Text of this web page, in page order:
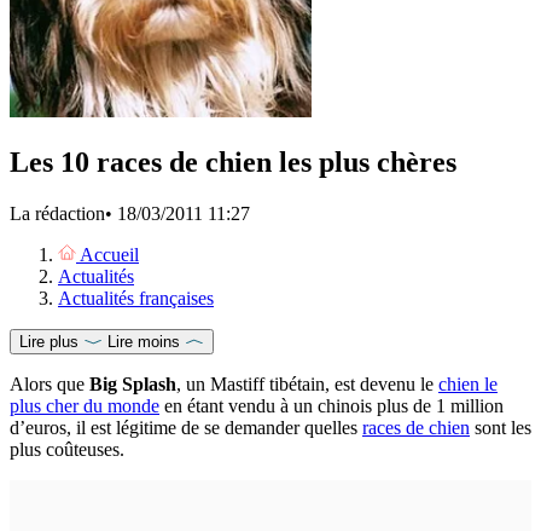
Les 10 races de chien les plus chères
La rédaction• 18/03/2011 11:27
Accueil
Actualités
Actualités françaises
Lire plus Lire moins
Alors que Big Splash, un Mastiff tibétain, est devenu le chien le
plus cher du monde en étant vendu à un chinois plus de 1 million
d’euros, il est légitime de se demander quelles races de chien sont les
plus coûteuses.